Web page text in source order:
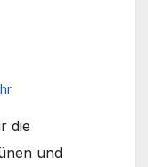
die
und